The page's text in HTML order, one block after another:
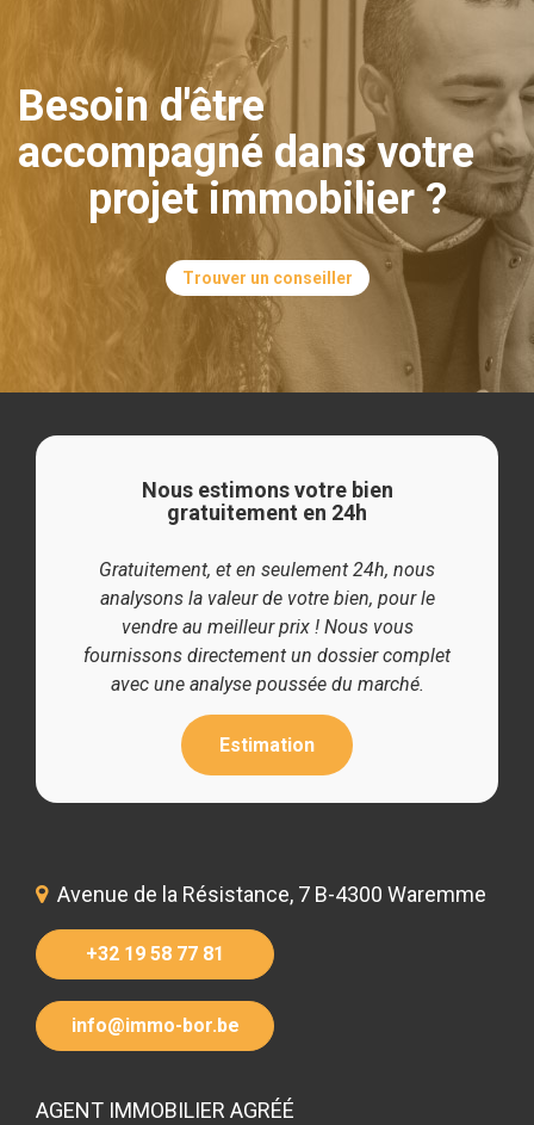
Besoin d'être
accompagné dans votre
projet immobilier ?
Trouver un conseiller
Nous estimons votre bien
gratuitement en 24h
Gratuitement, et en seulement 24h, nous
analysons la valeur de votre bien, pour le
vendre au meilleur prix ! Nous vous
fournissons directement un dossier complet
avec une analyse poussée du marché.
Estimation
Avenue de la Résistance, 7 B-4300 Waremme
+32 19 58 77 81
info@immo-bor.be
AGENT IMMOBILIER AGRÉÉ